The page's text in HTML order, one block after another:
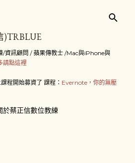
)TRBLUE
/資訊顧問 / 蘋果傳教士 /Mac與iPhone與
請點這裡
程開始募資了 課程： Evernote，你的無壓
於蔡正信數位教練